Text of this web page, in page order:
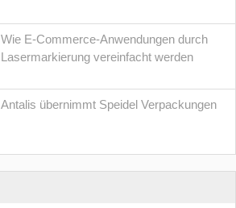
Wie E-Commerce-Anwendungen durch
Lasermarkierung vereinfacht werden
Antalis übernimmt Speidel Verpackungen